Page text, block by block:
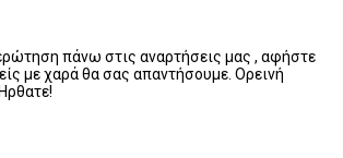
πάνω στις αναρτήσεις μας , αφήστε
με χαρά θα σας απαντήσουμε. Ορεινή